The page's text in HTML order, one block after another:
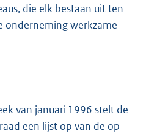
die elk bestaan uit ten
onderneming werkzame
van januari 1996 stelt de
een lijst op van de op